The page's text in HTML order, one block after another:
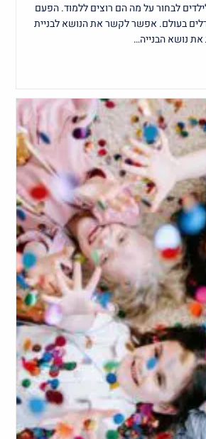
לבחור על מה הם רוצים ללמוד. הפעם
בעולם. אפשר לקשר את הנושא לבניית
נושא הבנייה…